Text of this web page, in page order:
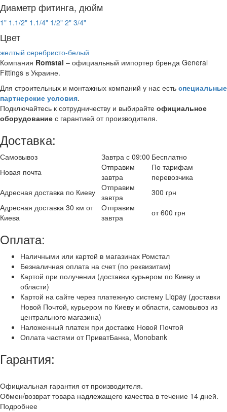
Диаметр фитинга, дюйм
1" 1.1/2" 1.1/4" 1/2" 2" 3/4"
Цвет
желтый серебристо-белый
Компания Romstal – официальный импортер бренда General
Fittings в Украине.
Для строительных и монтажных компаний у нас есть специальные
партнерские условия.
Подключайтесь к сотрудничеству и выбирайте официальное
оборудование с гарантией от производителя.
Доставка:
Самовывоз Завтра с 09:00 Бесплатно
Новая почта
Отправим
завтра
По тарифам
перевозчика
Адресная доставка по Киеву Отправим
завтра
300 грн
Адресная доставка 30 км от
Киева
Отправим
завтра
от 600 грн
Оплата:
Наличными или картой в магазинах Ромстал
Безналичная оплата на счет (по реквизитам)
Картой при получении (доставки курьером по Киеву и
области)
Картой на сайте через платежную систему Liqpay (доставки
Новой Почтой, курьером по Киеву и области, самовывоз из
центрального магазина)
Наложенный платеж при доставке Новой Почтой
Оплата частями от ПриватБанка, Monobank
Гарантия:
Официальная гарантия от производителя.
Обмен/возврат товара надлежащего качества в течение 14 дней.
Подробнее